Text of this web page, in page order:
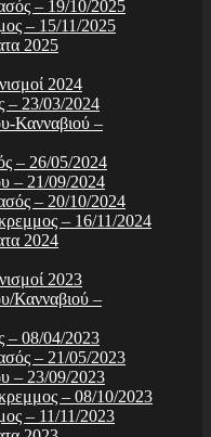
– 19/10/2025
– 15/11/2025
2025
2024
– 23/03/2024
Κανναβιού –
– 26/05/2024
– 21/09/2024
– 20/10/2024
– 16/11/2024
2024
2023
Κανναβιού –
– 08/04/2023
– 21/05/2023
– 23/09/2023
– 08/10/2023
– 11/11/2023